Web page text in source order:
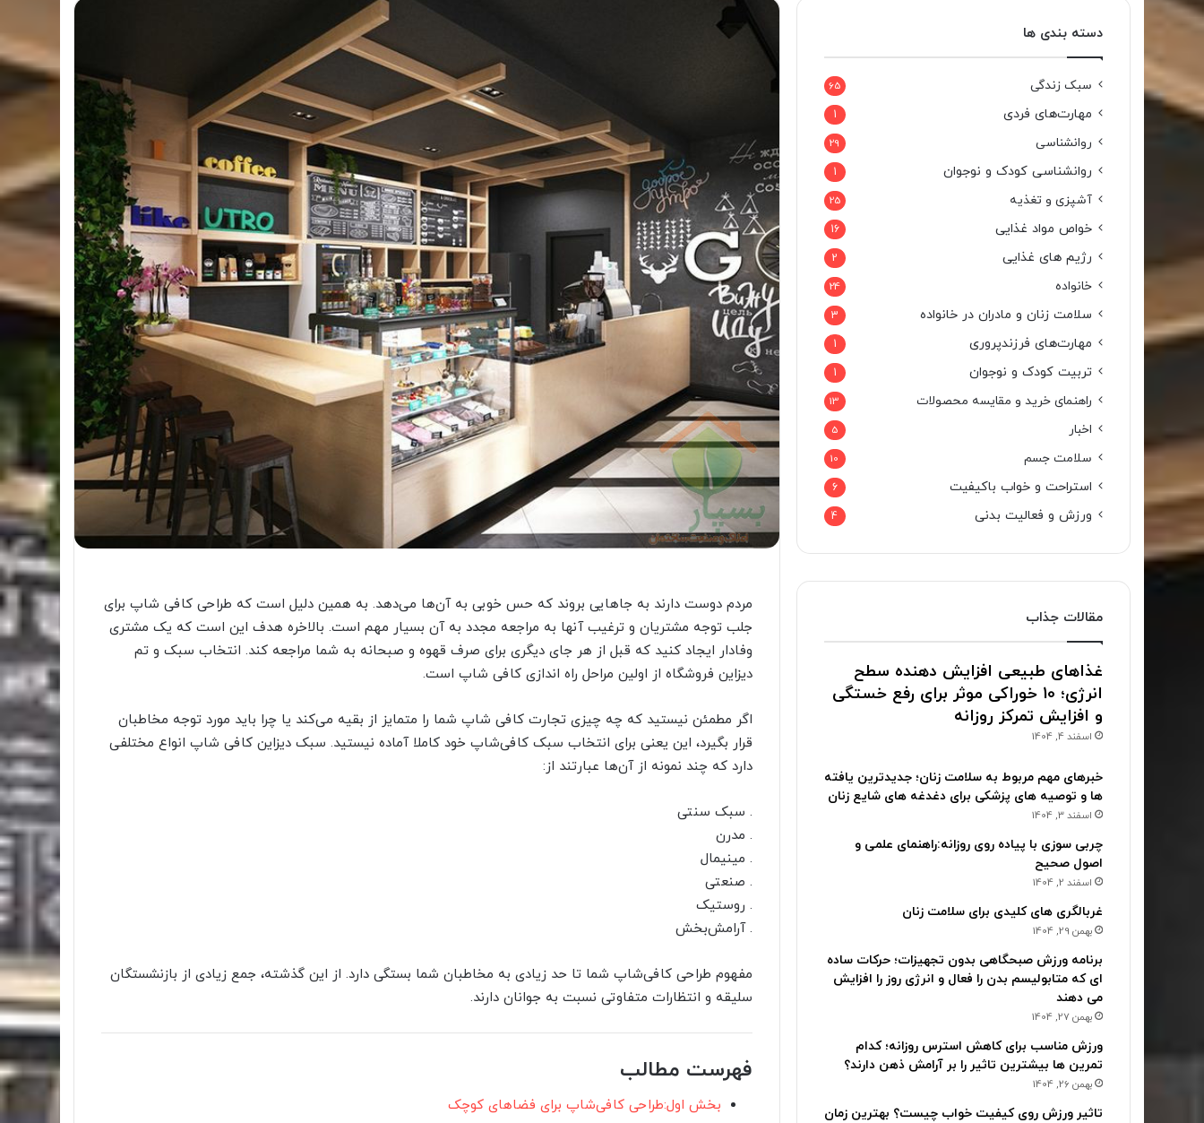
مردم دوست دارند به جاهایی بروند که حس خوبی به آن‌ها می‌دهد. به همین دلیل است که طراحی کافی‌ شاپ برای
جلب توجه مشتریان و ترغیب آنها به مراجعه مجدد به آن بسیار مهم است. بالاخره هدف این است که یک مشتری
وفادار ایجاد کنید که قبل از هر جای دیگری برای صرف قهوه و صبحانه به شما مراجعه کند. انتخاب سبک و تم
دیزاین فروشگاه از اولین مراحل راه اندازی کافی شاپ است.
اگر مطمئن نیستید که چه چیزی تجارت کافی ‌شاپ شما را متمایز از بقیه می‌کند یا چرا باید مورد توجه مخاطبان
قرار بگیرد، این یعنی برای انتخاب سبک کافی‌شاپ خود کاملا آماده نیستید. سبک دیزاین کافی شاپ انواع مختلفی
دارد که چند نمونه از آن‌ها عبارتند از:
. سبک سنتی
. مدرن
. مینیمال
. صنعتی
. روستیک
. آرامش‌بخش
مفهوم طراحی کافی‌شاپ شما تا حد زیادی به مخاطبان شما بستگی دارد. از این گذشته، جمع زیادی از بازنشستگان
سلیقه و انتظارات متفاوتی نسبت به جوانان دارند.
فهرست مطالب
بخش اول:طراحی کافی‌شاپ برای فضاهای کوچک
دسته بندی ها
سبک زندگی 65
مهارت‌های فردی 1
روانشناسی 29
روانشناسی کودک و نوجوان 1
آشپزی و تغذیه 25
خواص مواد غذایی 16
رژیم های غذایی 2
خانواده 24
سلامت زنان و مادران در خانواده 3
مهارت‌های فرزندپروری 1
تربیت کودک و نوجوان 1
راهنمای خرید و مقایسه محصولات 13
اخبار 5
سلامت جسم 10
استراحت و خواب باکیفیت 6
ورزش و فعالیت بدنی 4
مقالات جذاب
غذاهای طبیعی افزایش دهنده سطح
انرژی؛ 10 خوراکی موثر برای رفع خستگی
و افزایش تمرکز روزانه
اسفند 4, 1404
خبرهای مهم مربوط به سلامت زنان؛ جدیدترین یافته
ها و توصیه های پزشکی برای دغدغه های شایع زنان
اسفند 3, 1404
چربی سوزی با پیاده روی روزانه:راهنمای علمی و
اصول صحیح
اسفند 2, 1404
غربالگری های کلیدی برای سلامت زنان
بهمن 29, 1404
برنامه ورزش صبحگاهی بدون تجهیزات؛ حرکات ساده
ای که متابولیسم بدن را فعال و انرژی روز را افزایش
می دهند
بهمن 27, 1404
ورزش مناسب برای کاهش استرس روزانه؛ کدام
تمرین ها بیشترین تاثیر را بر آرامش ذهن دارند؟
بهمن 26, 1404
تاثیر ورزش روی کیفیت خواب چیست؟ بهترین زمان